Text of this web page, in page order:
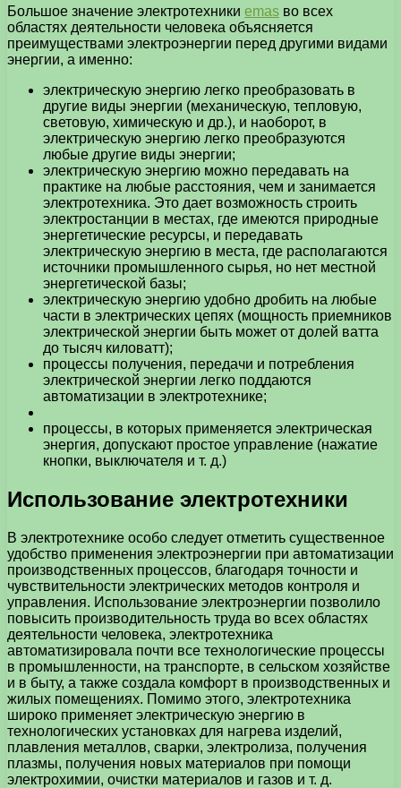
Большое значение электротехники emas во всех
областях деятельности человека объясняется
преимуществами электроэнергии перед другими видами
энергии, а именно:
электрическую энергию легко преобразовать в
другие виды энергии (механическую, тепловую,
световую, химическую и др.), и наоборот, в
электрическую энергию легко преобразуются
любые другие виды энергии;
электрическую энергию можно передавать на
практике на любые расстояния, чем и занимается
электротехника. Это дает возможность строить
электростанции в местах, где имеются природные
энергетические ресурсы, и передавать
электрическую энергию в места, где располагаются
источники промышленного сырья, но нет местной
энергетической базы;
электрическую энергию удобно дробить на любые
части в электрических цепях (мощность приемников
электрической энергии быть может от долей ватта
до тысяч киловатт);
процессы получения, передачи и потребления
электрической энергии легко поддаются
автоматизации в электротехнике;
процессы, в которых применяется электрическая
энергия, допускают простое управление (нажатие
кнопки, выключателя и т. д.)
Использование электротехники
В электротехнике особо следует отметить существенное
удобство применения электроэнергии при автоматизации
производственных процессов, благодаря точности и
чувствительности электрических методов контроля и
управления. Использование электроэнергии позволило
повысить производительность труда во всех областях
деятельности человека, электротехника
автоматизировала почти все технологические процессы
в промышленности, на транспорте, в сельском хозяйстве
и в быту, а также создала комфорт в производственных и
жилых помещениях. Помимо этого, электротехника
широко применяет электрическую энергию в
технологических установках для нагрева изделий,
плавления металлов, сварки, электролиза, получения
плазмы, получения новых материалов при помощи
электрохимии, очистки материалов и газов и т. д.